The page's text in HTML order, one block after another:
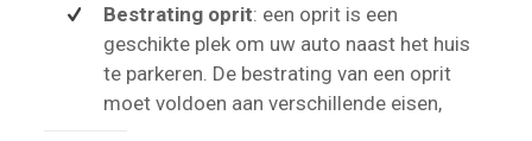
Bestrating oprit: een oprit is een
geschikte plek om uw auto naast het huis
te parkeren. De bestrating van een oprit
moet voldoen aan verschillende eisen,